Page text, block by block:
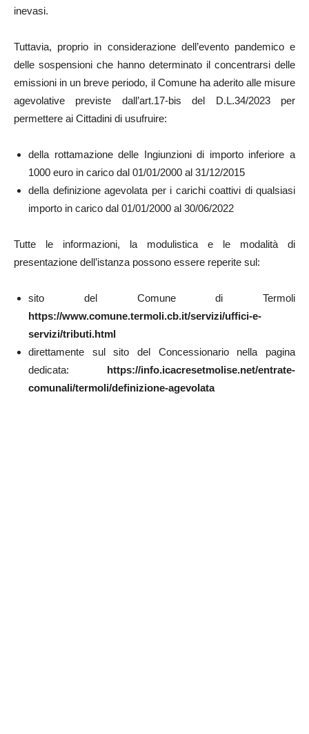
inevasi.
Tuttavia, proprio in considerazione dell’evento pandemico e
delle sospensioni che hanno determinato il concentrarsi delle
emissioni in un breve periodo, il Comune ha aderito alle misure
agevolative previste dall’art.17-bis del D.L.34/2023 per
permettere ai Cittadini di usufruire:
della rottamazione delle Ingiunzioni di importo inferiore a
1000 euro in carico dal 01/01/2000 al 31/12/2015
della definizione agevolata per i carichi coattivi di qualsiasi
importo in carico dal 01/01/2000 al 30/06/2022
Tutte le informazioni, la modulistica e le modalità di
presentazione dell’istanza possono essere reperite sul:
sito del Comune di Termoli
https://www.comune.termoli.cb.it/servizi/uffici-e-
servizi/tributi.html
direttamente sul sito del Concessionario nella pagina
dedicata: https://info.icacresetmolise.net/entrate-
comunali/termoli/definizione-agevolata